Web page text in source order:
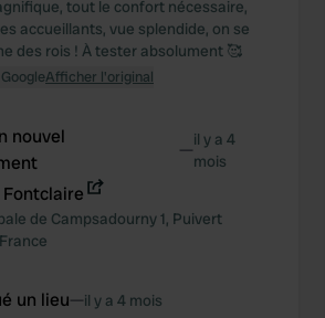
tout le confort nécessaire,
accueillants, vue splendide, on se
des rois ! À tester absolument 🥰
Afficher l'original
nouvel
—il y a 4
mois
de Campsadourny1, Puivert
France
un lieu—il y a 4 mois